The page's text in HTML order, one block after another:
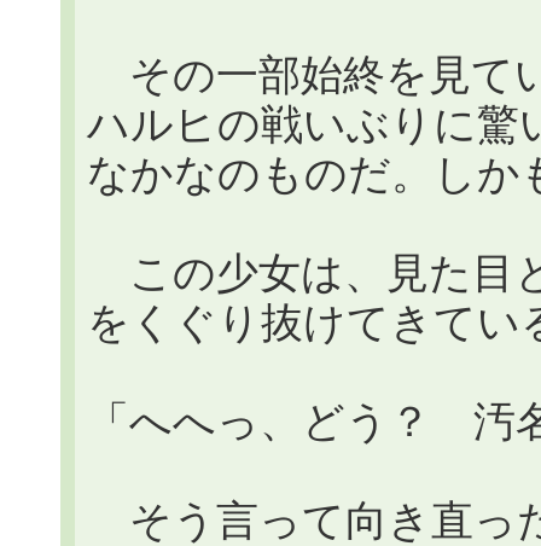
その一部始終を見て
ハルヒの戦いぶりに驚
なかなのものだ。しか
この少女は、見た目
をくぐり抜けてきてい
「へへっ、どう？ 汚
そう言って向き直っ